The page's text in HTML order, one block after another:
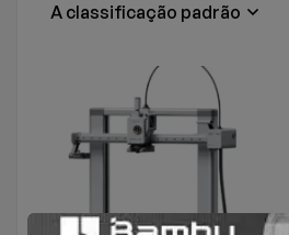
A classificação padrão